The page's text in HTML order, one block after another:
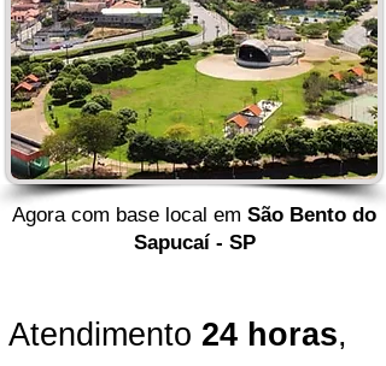
Agora com base local em São Bento do
Sapucaí - SP
Atendimento 24 horas,